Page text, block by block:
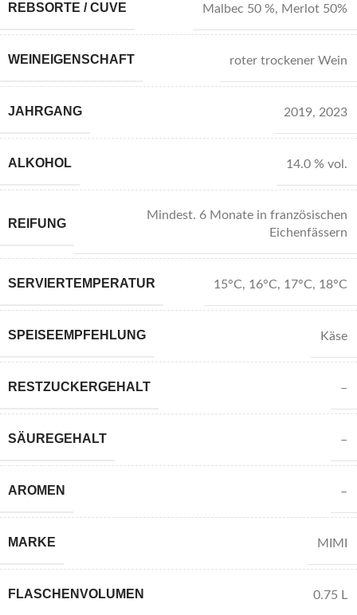
REBSORTE / CUVE Malbec 50 %, Merlot 50%
WEINEIGENSCHAFT roter trockener Wein
JAHRGANG 2019, 2023
ALKOHOL 14.0 % vol.
REIFUNG
Mindest. 6 Monate in französischen
Eichenfässern
SERVIERTEMPERATUR 15°C, 16°C, 17°C, 18°C
SPEISEEMPFEHLUNG Käse
RESTZUCKERGEHALT –
SÄUREGEHALT –
AROMEN –
MARKE MIMI
FLASCHENVOLUMEN 0.75 L